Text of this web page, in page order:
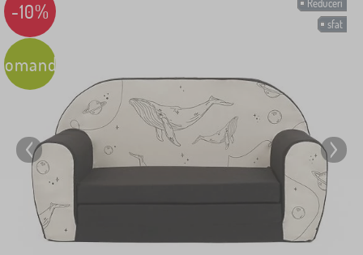
Reduceri
sfat
-10%